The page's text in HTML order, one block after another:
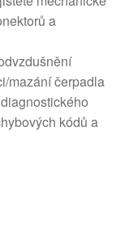
a
mazání čerpadla
kódů a